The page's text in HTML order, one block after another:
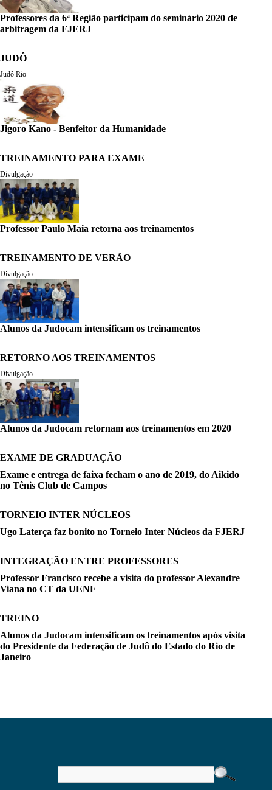
Professores da 6ª Região participam do seminário 2020 de
arbitragem da FJERJ
JUDÔ
Judô Rio
Jigoro Kano - Benfeitor da Humanidade
TREINAMENTO PARA EXAME
Divulgação
Professor Paulo Maia retorna aos treinamentos
TREINAMENTO DE VERÃO
Divulgação
Alunos da Judocam intensificam os treinamentos
RETORNO AOS TREINAMENTOS
Divulgação
Alunos da Judocam retornam aos treinamentos em 2020
EXAME DE GRADUAÇÃO
Exame e entrega de faixa fecham o ano de 2019, do Aikido
no Tênis Club de Campos
TORNEIO INTER NÚCLEOS
Ugo Laterça faz bonito no Torneio Inter Núcleos da FJERJ
INTEGRAÇÃO ENTRE PROFESSORES
Professor Francisco recebe a visita do professor Alexandre
Viana no CT da UENF
TREINO
Alunos da Judocam intensificam os treinamentos após visita
do Presidente da Federação de Judô do Estado do Rio de
Janeiro